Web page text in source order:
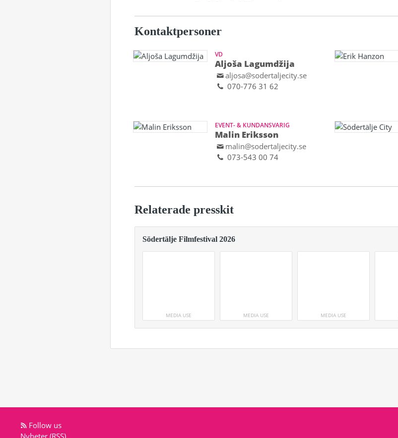
Kontaktpersoner
VD
Aljoša Lagumdžija
aljosa@sodertaljecity.se
070-776 31 62
EVENT- & KUNDANSVARIG
Malin Eriksson
malin@sodertaljecity.se
073-543 00 74
Relaterade presskit
Södertälje Filmfestival 2026
MEDIA USE MEDIA USE MEDIA USE
Follow us
Nyheter (RSS)